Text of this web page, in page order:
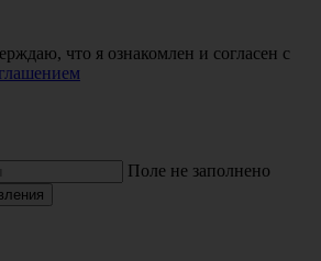
что я ознакомлен и согласен с
Поле не заполнено